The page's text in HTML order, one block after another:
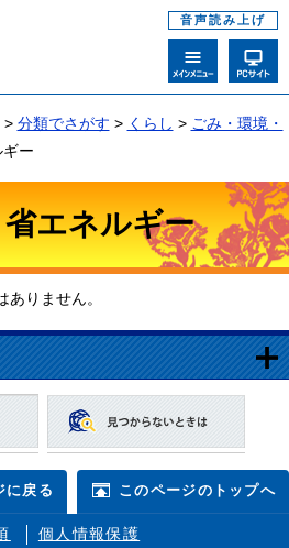
音声読み上げ
> 分類でさがす > くらし > ごみ・環境・
ー
エネルギー
りません。
に戻る このページのトップへ
個人情報保護